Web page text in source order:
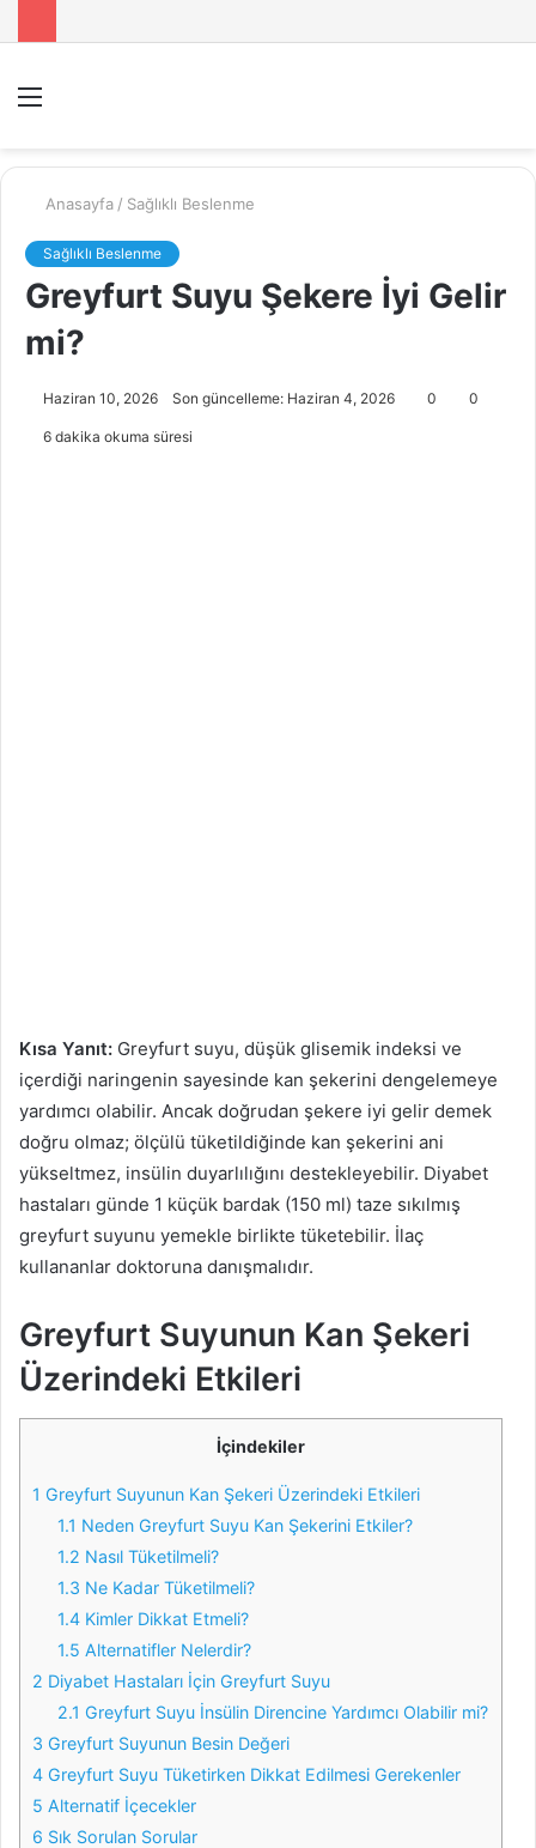
...
Anasayfa / Sağlıklı Beslenme
Sağlıklı Beslenme
Greyfurt Suyu Şekere İyi Gelir
mi?
Haziran 10, 2026 Son güncelleme: Haziran 4, 2026 0 0
6 dakika okuma süresi
Kısa Yanıt: Greyfurt suyu, düşük glisemik indeksi ve
içerdiği naringenin sayesinde kan şekerini dengelemeye
yardımcı olabilir. Ancak doğrudan şekere iyi gelir demek
doğru olmaz; ölçülü tüketildiğinde kan şekerini ani
yükseltmez, insülin duyarlılığını destekleyebilir. Diyabet
hastaları günde 1 küçük bardak (150 ml) taze sıkılmış
greyfurt suyunu yemekle birlikte tüketebilir. İlaç
kullananlar doktoruna danışmalıdır.
Greyfurt Suyunun Kan Şekeri
Üzerindeki Etkileri
İçindekiler
1 Greyfurt Suyunun Kan Şekeri Üzerindeki Etkileri
1.1 Neden Greyfurt Suyu Kan Şekerini Etkiler?
1.2 Nasıl Tüketilmeli?
1.3 Ne Kadar Tüketilmeli?
1.4 Kimler Dikkat Etmeli?
1.5 Alternatifler Nelerdir?
2 Diyabet Hastaları İçin Greyfurt Suyu
2.1 Greyfurt Suyu İnsülin Direncine Yardımcı Olabilir mi?
3 Greyfurt Suyunun Besin Değeri
4 Greyfurt Suyu Tüketirken Dikkat Edilmesi Gerekenler
5 Alternatif İçecekler
6 Sık Sorulan Sorular